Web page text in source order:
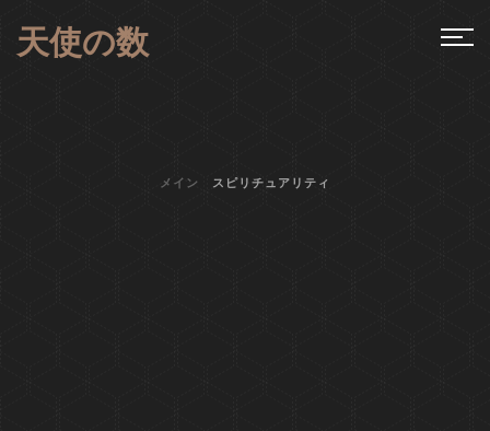
天使の数
メイン スピリチュアリティ